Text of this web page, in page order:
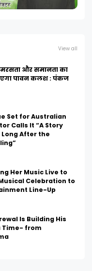
View all
और समानता का
पावन कलश : पंकज
Set for Australian
Calls It “A Story
Long After the
Her Music Live to
Celebration to
Line-Up
Is Building His
Time- from